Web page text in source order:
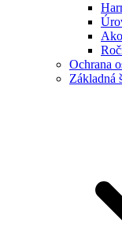
Ochrana
Základná